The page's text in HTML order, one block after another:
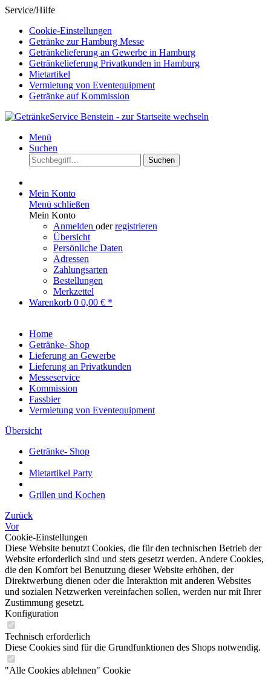
Service/Hilfe
Cookie-Einstellungen
Getränke zur Hamburg Messe
Getränkelieferung an Gewerbe in Hamburg
Getränkelieferung Privatkunden in Hamburg
Mietartikel
Vermietung von Eventequipment
Getränke auf Kommission
Menü
Suchen
Suchen
Mein Konto
Menü schließen
Mein Konto
Anmelden oderregistrieren
Übersicht
Persönliche Daten
Adressen
Zahlungsarten
Bestellungen
Merkzettel
Warenkorb 0 0,00 € *
Home
Getränke- Shop
Lieferung an Gewerbe
Lieferung an Privatkunden
Messeservice
Kommission
Fassbier
Vermietung von Eventequipment
Übersicht
Getränke- Shop
Mietartikel Party
Grillen und Kochen
Zurück
Vor
Cookie-Einstellungen
Diese Website benutzt Cookies, die für den technischen Betrieb der
Website erforderlich sind und stets gesetzt werden. Andere Cookies,
die den Komfort bei Benutzung dieser Website erhöhen, der
Direktwerbung dienen oder die Interaktion mit anderen Websites
und sozialen Netzwerken vereinfachen sollen, werden nur mit Ihrer
Zustimmung gesetzt.
Konfiguration
Technisch erforderlich
Diese Cookies sind für die Grundfunktionen des Shops notwendig.
"Alle Cookies ablehnen" Cookie